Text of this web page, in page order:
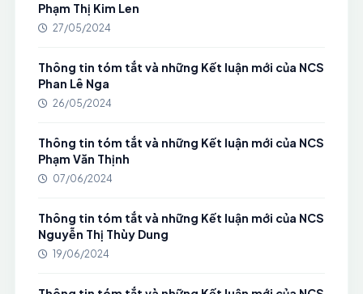
Phạm Thị Kim Len
27/05/2024
Thông tin tóm tắt và những Kết luận mới của NCS
Phan Lê Nga
26/05/2024
Thông tin tóm tắt và những Kết luận mới của NCS
Phạm Văn Thịnh
07/06/2024
Thông tin tóm tắt và những Kết luận mới của NCS
Nguyễn Thị Thùy Dung
19/06/2024